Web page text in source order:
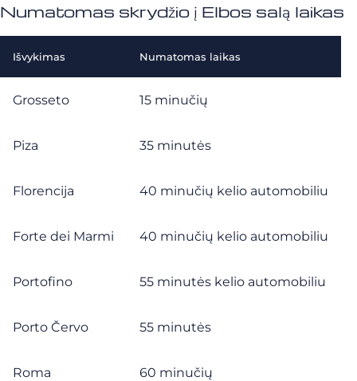
Numatomas skrydžio į Elbos salą laikas
Išvykimas Numatomas laikas
Grosseto 15 minučių
Piza 35 minutės
Florencija 40 minučių kelio automobiliu
Forte dei Marmi 40 minučių kelio automobiliu
Portofino 55 minutės kelio automobiliu
Porto Červo 55 minutės
Roma 60 minučių